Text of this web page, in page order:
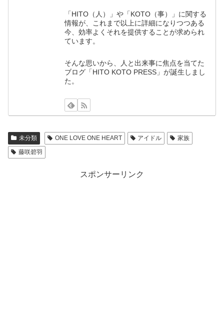
「HITO（人）」や「KOTO（事）」に関する
情報が、これまで以上に詳細になりつつある
今、効率よくそれを提供することが求められ
ています。
そんな思いから、人と出来事に焦点を当てた
ブログ「HITO KOTO PRESS」が誕生しまし
た。
未分類 ONE LOVE ONE HEART アイドル
家族
藤咲碧羽
スポンサーリンク